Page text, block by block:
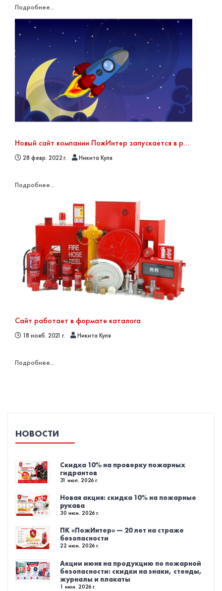
Подробнее...
Новый сайт компании ПожИнтер запускается в работу
28 февр. 2022 г. Никита Куля
Подробнее...
Сайт работает в формате каталога
18 нояб. 2021 г. Никита Куля
Подробнее...
НОВОСТИ
Скидка 10% на проверку пожарных
гидрантов
31 июл. 2026 г.
Новая акция: скидка 10% на пожарные
рукава
30 июн. 2026 г.
ПК «ПожИнтер» — 20 лет на страже
безопасности
22 июн. 2026 г.
Акции июня на продукцию по пожарной
безопасности: скидки на знаки, стенды,
журналы и плакаты
1 июн. 2026 г.